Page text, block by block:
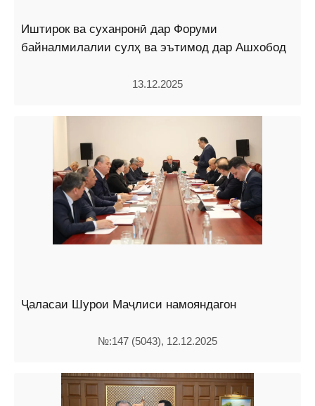
Иштирок ва суханронӣ дар Форуми
байналмилалии сулҳ ва эътимод дар Ашхобод
13.12.2025
Ҷаласаи Шурои Маҷлиси намояндагон
№:147 (5043), 12.12.2025